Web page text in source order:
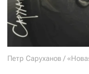
Петр Саруханов /